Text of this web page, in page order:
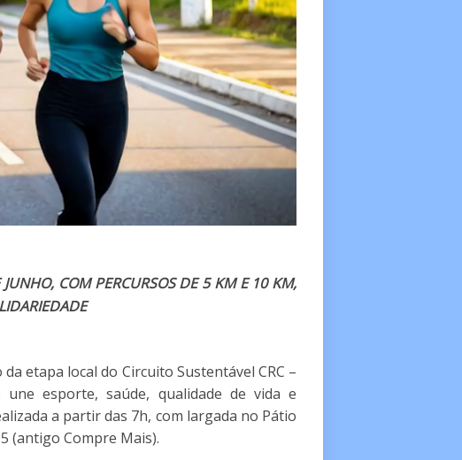
COM PERCURSOS DE 5 KM E 10 KM,
etapa local do Circuito Sustentável CRC –
esporte, saúde, qualidade de vida e
a partir das 7h, com largada no Pátio
(antigo Compre Mais).